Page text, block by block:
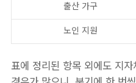
출산 가구
노인 지원
표에 정리된 항목 외에도 지